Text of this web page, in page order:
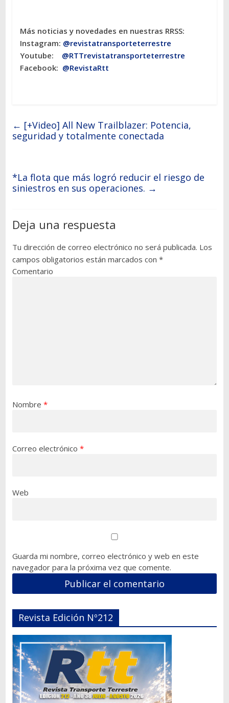
Más noticias y novedades en nuestras RRSS:
Instagram: @revistatransporteterrestre
Youtube: @RTTrevistatransporteterrestre
Facebook: @RevistaRtt
← [+Video] All New Trailblazer: Potencia,
seguridad y totalmente conectada
*La flota que más logró reducir el riesgo de
siniestros en sus operaciones. →
Deja una respuesta
Tu dirección de correo electrónico no será publicada. Los
campos obligatorios están marcados con *
Comentario
Nombre *
Correo electrónico *
Web
Guarda mi nombre, correo electrónico y web en este
navegador para la próxima vez que comente.
Revista Edición Nº212